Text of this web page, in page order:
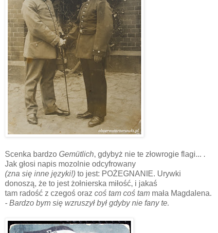
Scenka bardzo Gemütlich, gdybyż nie te złowrogie flagi... .
Jak głosi napis mozolnie odcyfrowany
(zna się inne języki!) to jest: POŻEGNANIE. Urywki
donoszą, że to jest żołnierska miłość, i jakaś
tam radość z czegoś oraz coś tam coś tam mała Magdalena.
- Bardzo bym się wzruszył był gdyby nie fany te.